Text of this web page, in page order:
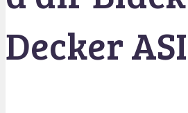
Decker